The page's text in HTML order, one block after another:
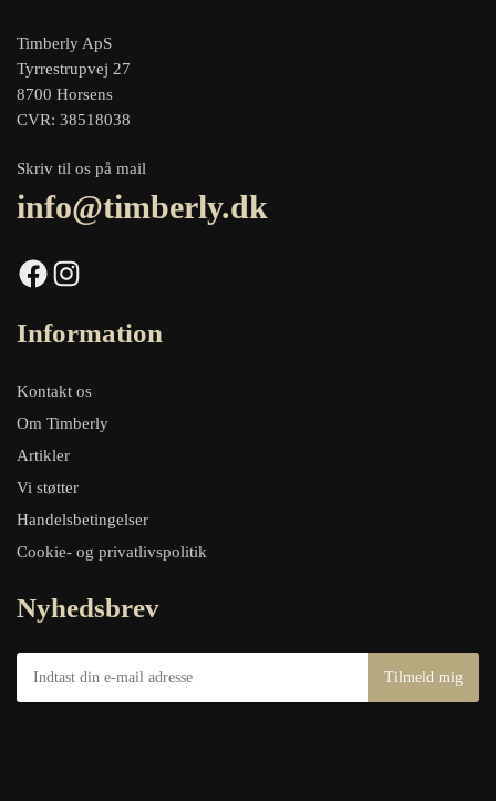
Timberly ApS
Tyrrestrupvej 27
8700 Horsens
CVR: 38518038
Skriv til os på mail
info@timberly.dk
Facebook Instagram
Information
Kontakt os
Om Timberly
Artikler
Vi støtter
Handelsbetingelser
Cookie- og privatlivspolitik
Nyhedsbrev